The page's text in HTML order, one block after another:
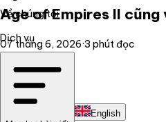
Về chúng tôi
Dịch vụ
Liên hệ
English
Age of Empires II cũng
07 tháng 6, 2026·3 phút đọc